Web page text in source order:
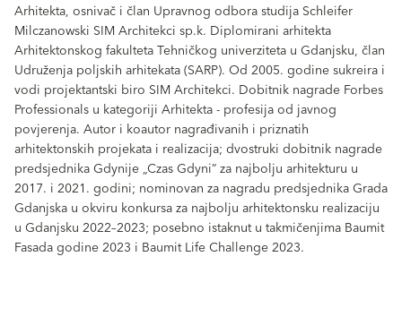
Arhitekta, osnivač i član Upravnog odbora studija Schleifer
Milczanowski SIM Architekci sp.k. Diplomirani arhitekta
Arhitektonskog fakulteta Tehničkog univerziteta u Gdanjsku, član
Udruženja poljskih arhitekata (SARP). Od 2005. godine sukreira i
vodi projektantski biro SIM Architekci. Dobitnik nagrade Forbes
Professionals u kategoriji Arhitekta - profesija od javnog
povjerenja. Autor i koautor nagrađivanih i priznatih
arhitektonskih projekata i realizacija; dvostruki dobitnik nagrade
predsjednika Gdynije „Czas Gdyni” za najbolju arhitekturu u
2017. i 2021. godini; nominovan za nagradu predsjednika Grada
Gdanjska u okviru konkursa za najbolju arhitektonsku realizaciju
u Gdanjsku 2022–2023; posebno istaknut u takmičenjima Baumit
Fasada godine 2023 i Baumit Life Challenge 2023.